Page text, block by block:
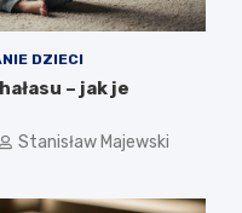
DZIECI
– jak je
Stanisław Majewski